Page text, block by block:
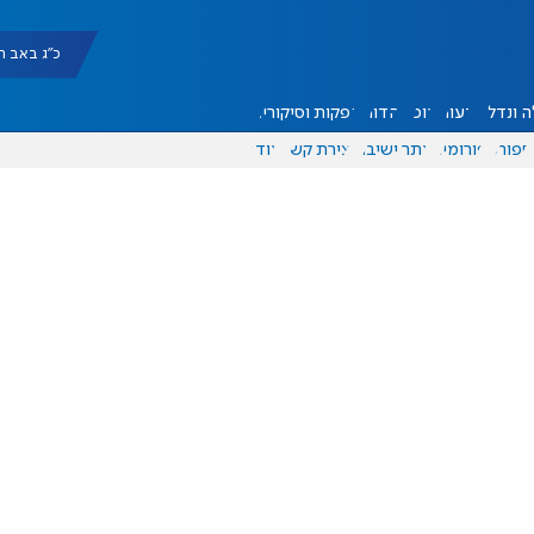
כ"ג באב תשפ"ו
ונדל"ן דעות אוכל יהדות הפקות וסיקורים
ספורט פורומים אתר ישיבה יצירת קשר עוד